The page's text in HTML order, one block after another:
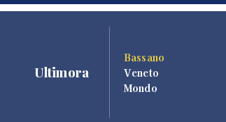
Ultimora
Bassano
Veneto
Mondo